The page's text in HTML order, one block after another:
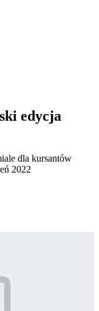
edycja
dla kursantów
2022